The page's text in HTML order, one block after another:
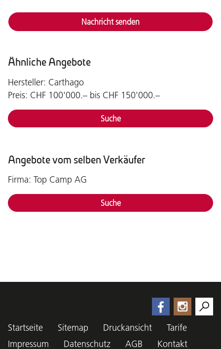
Nachricht senden
Ähnliche Angebote
Hersteller: Carthago
Preis: CHF 100'000.– bis CHF 150'000.–
Suche
Angebote vom selben Verkäufer
Firma: Top Camp AG
Suche
Startseite Sitemap Druckansicht
Tarife
Impressum
Datenschutz AGB Kontakt